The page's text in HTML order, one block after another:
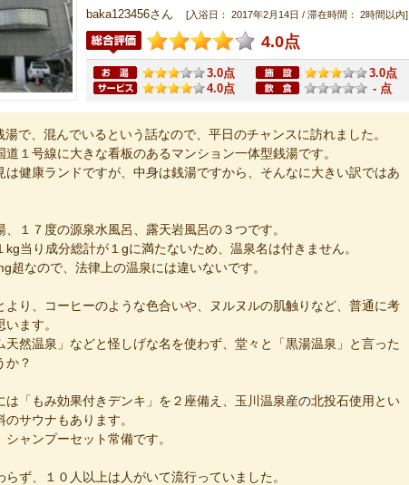
baka123456さん
[入浴日： 2017年2月14日 / 滞在時間： 2時間以内]
4.0点
3.0点
3.0点
4.0点
- 点
で、混んでいるという話なので、平日のチャンスに訪れました。
１号線に大きな看板のあるマンション一体型銭湯です。
は健康ランドですが、中身は銭湯ですから、そんなに大きい訳ではあ
１７度の源泉水風呂、露天岩風呂の３つです。
kg当り成分総計が１gに満たないため、温泉名は付きません。
超なので、法律上の温泉には違いないです。
より、コーヒーのような色合いや、ヌルヌルの肌触りなど、普通に考
ます。
天然温泉」などと怪しげな名を使わず、堂々と「黒湯温泉」と言った
か？
は「もみ効果付きデンキ」を２座備え、玉川温泉産の北投石使用とい
サウナもあります。
ャンプーセット常備です。
ず、１０人以上は人がいて流行っていました。